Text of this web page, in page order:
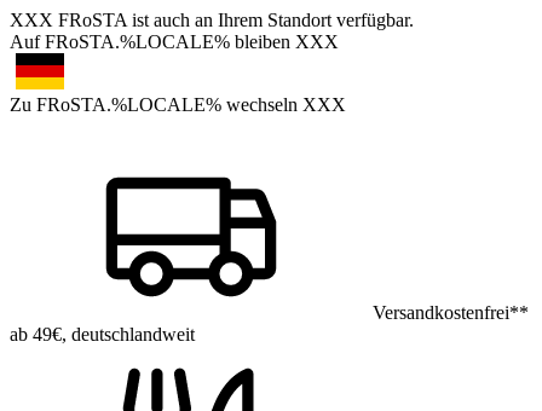
XXX FRoSTA ist auch an Ihrem Standort verfügbar.
Auf FRoSTA.%LOCALE% bleiben XXX
Zu FRoSTA.%LOCALE% wechseln XXX
Versandkostenfrei**
ab 49€, deutschlandweit